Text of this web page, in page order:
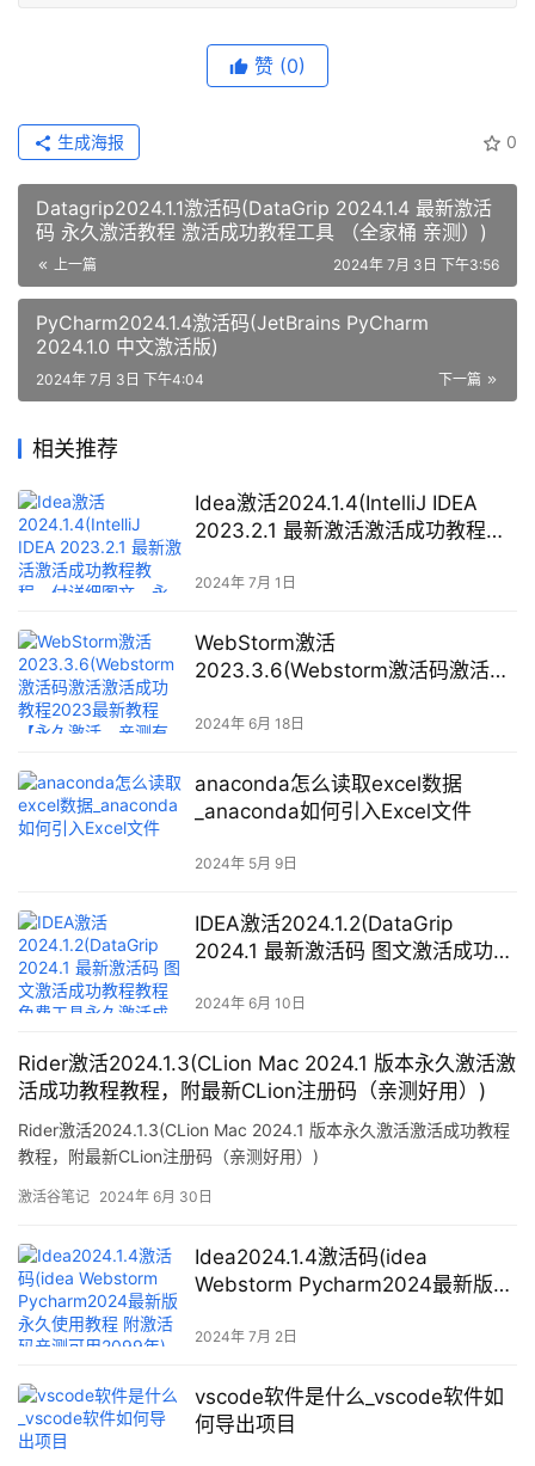
赞 (0)
0
生成海报
Datagrip2024.1.1激活码(DataGrip 2024.1.4 最新激活
码 永久激活教程 激活成功教程工具 （全家桶 亲测）)
上一篇 2024年 7月 3日 下午3:56
PyCharm2024.1.4激活码(JetBrains PyCharm
2024.1.0 中文激活版)
下一篇
2024年 7月 3日 下午4:04
相关推荐
Idea激活2024.1.4(IntelliJ IDEA
2023.2.1 最新激活激活成功教程教
可用)
2024年 7月 1日
WebStorm激活
2023.3.6(Webstorm激活码激活激
活，亲测有效】)
2024年 6月 18日
anaconda怎么读取excel数据
_anaconda如何引入Excel文件
2024年 5月 9日
IDEA激活2024.1.2(DataGrip
2024.1 最新激活码 图文激活成功教
长期更新)
2024年 6月 10日
Rider激活2024.1.3(CLion Mac 2024.1 版本永久激活激
活成功教程教程，附最新CLion注册码（亲测好用）)
Rider激活2024.1.3(CLion Mac 2024.1 版本永久激活激活成功教程
教程，附最新CLion注册码（亲测好用）)
激活谷笔记 2024年 6月 30日
Idea2024.1.4激活码(idea
Webstorm Pycharm2024最新版
2099年)
2024年 7月 2日
vscode软件是什么_vscode软件如
何导出项目